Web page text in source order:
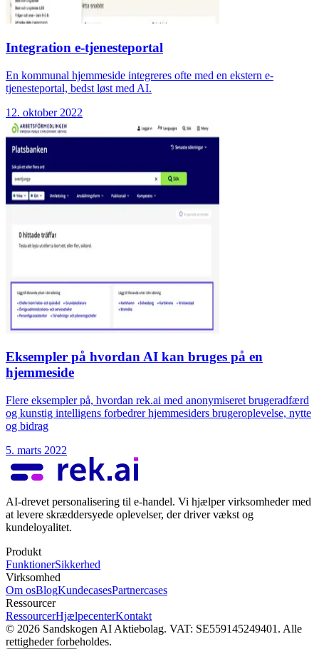
Integration e-tjenesteportal
En kommunal hjemmeside integreres ofte med en ekstern e-
tjenesteportal, bedst løst med AI.
12. oktober 2022
Eksempler på hvordan AI kan bruges på en
hjemmeside
Flere eksempler på, hvordan rek.ai med anonymiseret brugeradfærd
og kunstig intelligens forbedrer hjemmesiders brugeroplevelse, nytte
og bidrag
5. marts 2022
AI-drevet personalisering til e-handel. Vi hjælper virksomheder med
at levere skræddersyede oplevelser, der driver vækst og
kundeloyalitet.
Produkt
FunktionerSikkerhed
Virksomhed
Om osBlogKundecasesPartnercases
Ressourcer
RessourcerHjælpecenterKontakt
© 2026 Sandskogen AI Aktiebolag. VAT: SE559145249401. Alle
rettigheder forbeholdes.